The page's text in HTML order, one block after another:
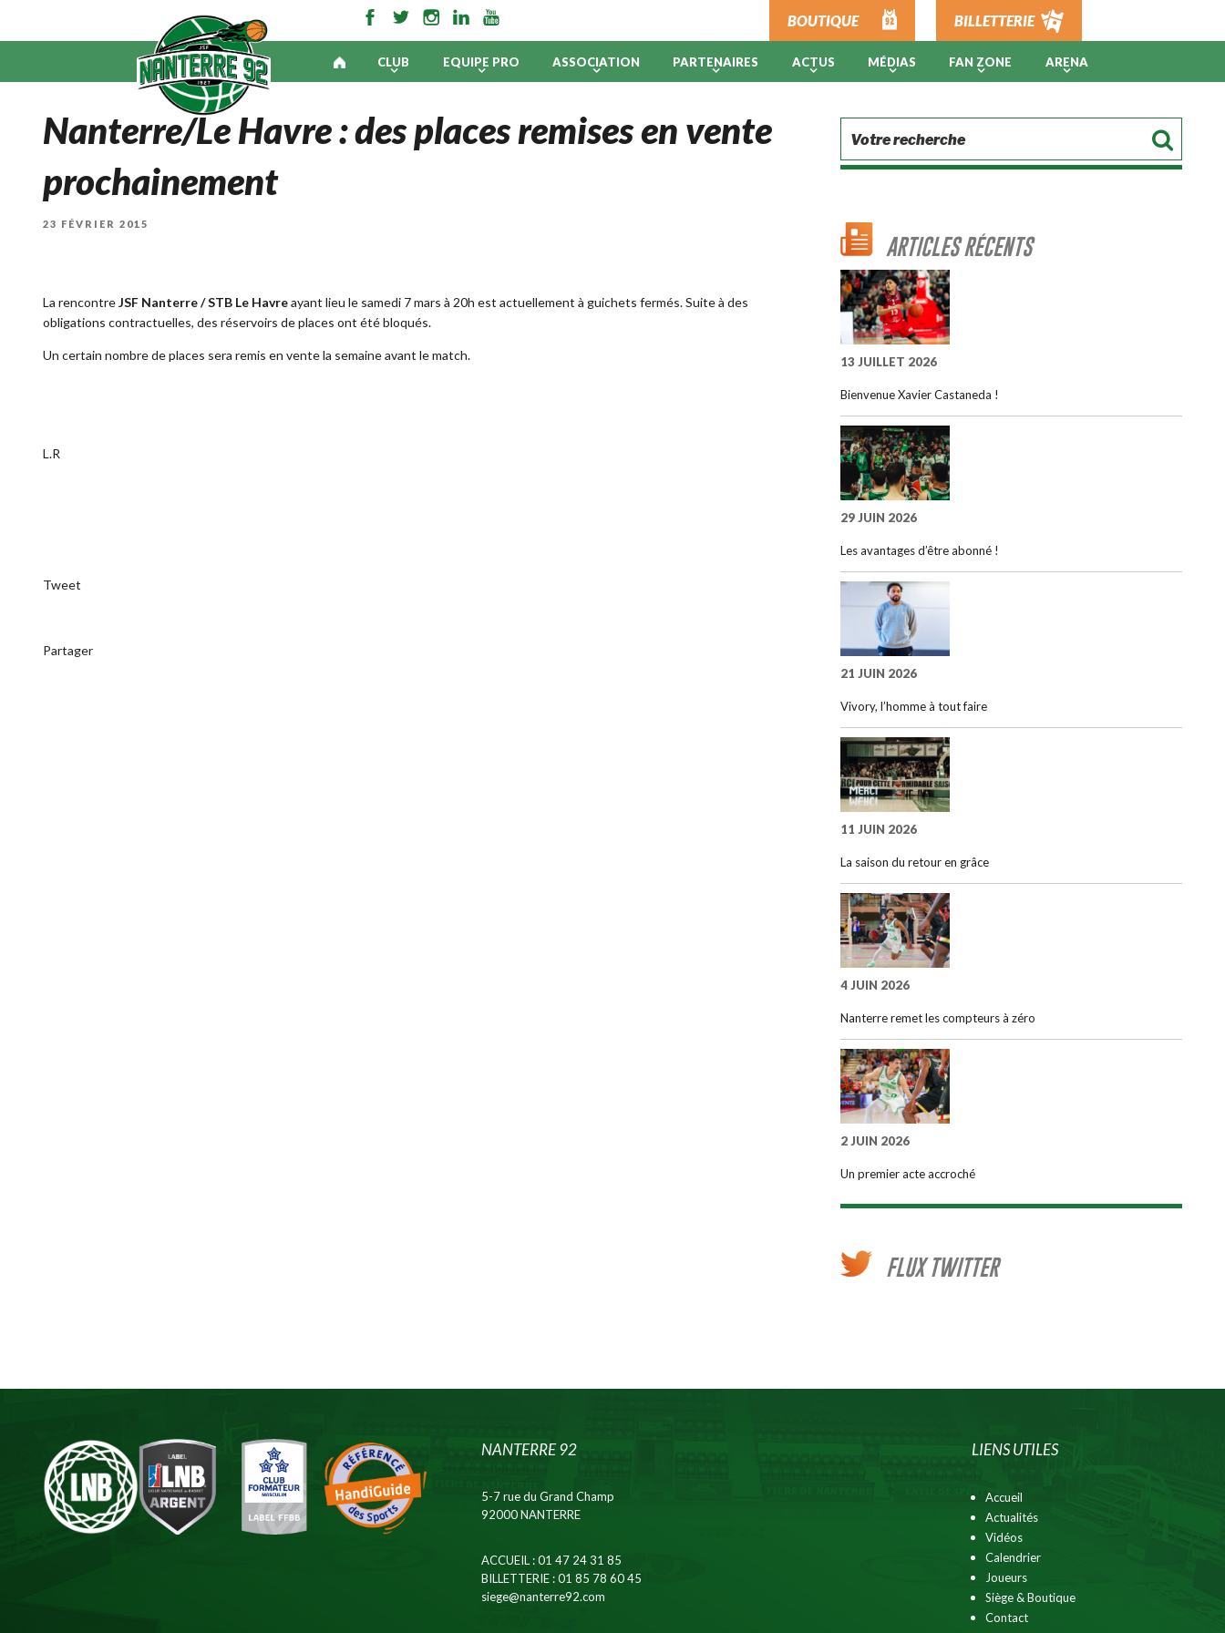
BOUTIQUE BILLETTERIE
CLUB EQUIPE PRO ASSOCIATION PARTENAIRES ACTUS MÉDIAS FAN ZONE ARENA
Nanterre/Le Havre : des places remises en vente
prochainement
PUBLIÉ
23 FÉVRIER 2015
La rencontreJSF Nanterre / STB Le Havreayant lieu le samedi 7 mars à 20h est actuellement à guichets fermés. Suite à des
obligations contractuelles, des réservoirs de places ont été bloqués.
Un certain nombre de places sera remis en vente la semaine avant le match.
L.R
Tweet
Partager
ARTICLES RÉCENTS
13 JUILLET 2026
Bienvenue Xavier Castaneda !
29 JUIN 2026
Les avantages d’être abonné !
21 JUIN 2026
Vivory, l’homme à tout faire
11 JUIN 2026
La saison du retour en grâce
4 JUIN 2026
Nanterre remet les compteurs à zéro
2 JUIN 2026
Un premier acte accroché
FLUX TWITTER
NANTERRE 92
5-7 rue du Grand Champ
92000 NANTERRE
ACCUEIL : 01 47 24 31 85
BILLETTERIE : 01 85 78 60 45
siege@nanterre92.com
LIENS UTILES
Accueil
Actualités
Vidéos
Calendrier
Joueurs
Siège & Boutique
Contact